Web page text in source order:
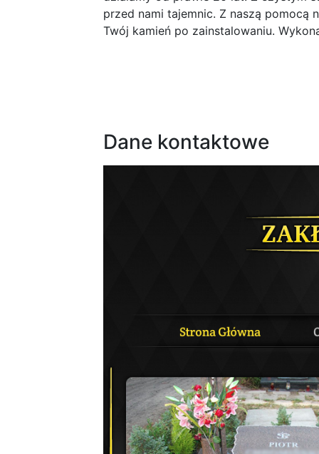
przed nami tajemnic. Z naszą pomocą
Twój kamień po zainstalowaniu.
Dane kontaktowe